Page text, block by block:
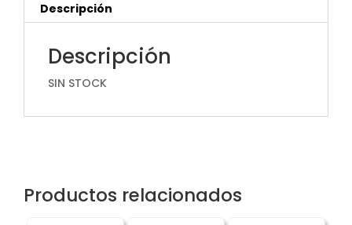
Descripción
Descripción
SIN STOCK
Productos relacionados